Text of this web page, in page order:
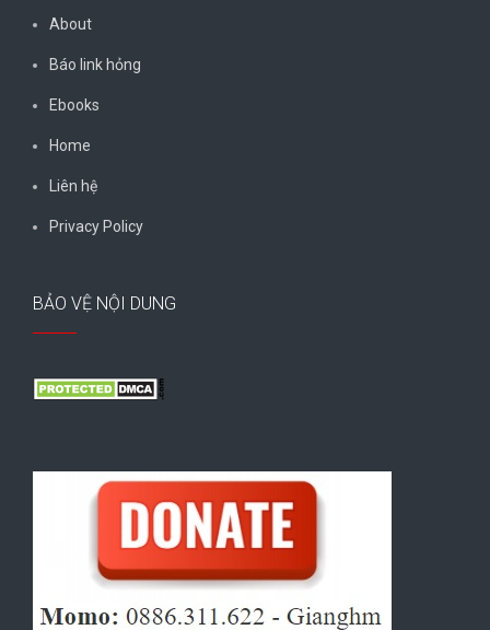
About
Báo link hỏng
Ebooks
Home
Liên hệ
Privacy Policy
BẢO VỆ NỘI DUNG